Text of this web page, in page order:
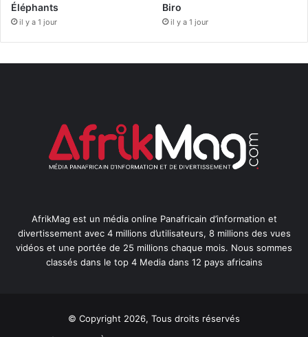
Éléphants
il y a 1 jour
Biro
il y a 1 jour
AfrikMag est un média online Panafricain d’information et
divertissement avec 4 millions d’utilisateurs, 8 millions des vues
vidéos et une portée de 25 millions chaque mois. Nous sommes
classés dans le top 4 Media dans 12 pays africains
© Copyright 2026, Tous droits réservés